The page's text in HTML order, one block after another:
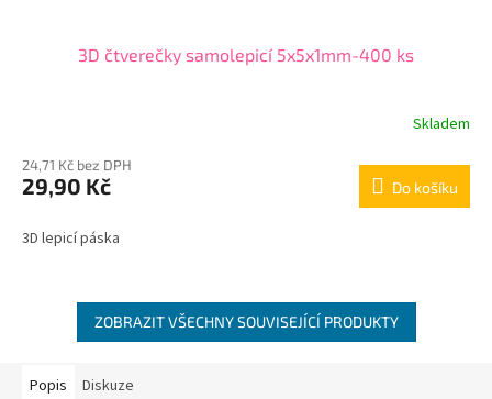
3D čtverečky samolepicí 5x5x1mm-400 ks
Skladem
24,71 Kč bez DPH
29,90 Kč Do košíku
3D lepicí páska
ZOBRAZIT VŠECHNY SOUVISEJÍCÍ PRODUKTY
Popis Diskuze